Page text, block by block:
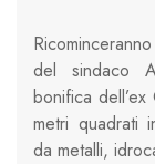
del sindaco
bonifica dell’ex
metri quadrati
da metalli,